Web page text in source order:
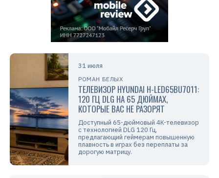
31 июля
РОМАН БЕЛЫХ
ТЕЛЕВИЗОР HYUNDAI H-LED65BU7011:
120 ГЦ DLG НА 65 ДЮЙМАХ,
КОТОРЫЕ ВАС НЕ РАЗОРЯТ
Доступный 65-дюймовый 4K-телевизор
с технологией DLG 120 Гц,
предлагающий геймерам повышенную
плавность в играх без переплаты за
дорогую матрицу.